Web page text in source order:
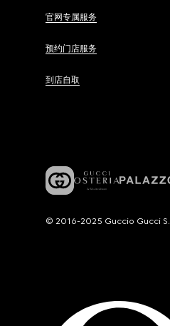
官网专属服务
预约门店服务
到店自取
© 2016-2025 Guccio Gucci